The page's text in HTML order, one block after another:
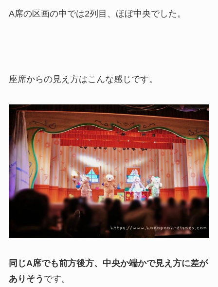
A席の区画の中では2列目、ほぼ中央でした。
座席からの見え方はこんな感じです。
同じA席でも前方後方、中央か端かで見え方に差が
ありそう です。